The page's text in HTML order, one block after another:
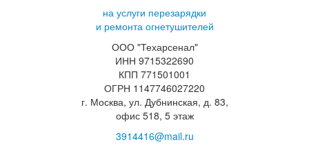
на услуги перезарядки
и ремонта огнетушителей
ООО "Техарсенал"
ИНН 9715322690
КПП 771501001
ОГРН 1147746027220
г. Москва, ул. Дубнинская, д. 83,
офис 518, 5 этаж
3914416@mail.ru